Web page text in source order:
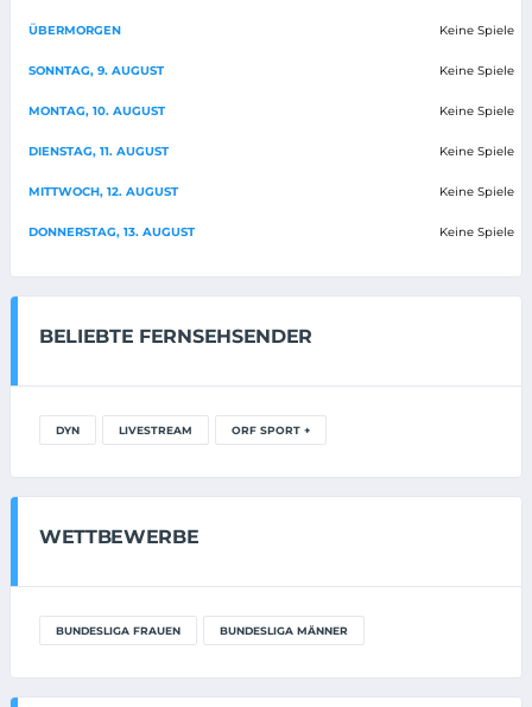
ÜBERMORGEN Keine Spiele
SONNTAG, 9. AUGUST Keine Spiele
MONTAG, 10. AUGUST Keine Spiele
DIENSTAG, 11. AUGUST Keine Spiele
MITTWOCH, 12. AUGUST Keine Spiele
DONNERSTAG, 13. AUGUST Keine Spiele
BELIEBTE FERNSEHSENDER
DYN LIVESTREAM ORF SPORT +
WETTBEWERBE
BUNDESLIGA FRAUEN BUNDESLIGA MÄNNER